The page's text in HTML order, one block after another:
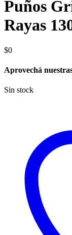
Puños
Rayas
$0
Aprovechá
Sin stock